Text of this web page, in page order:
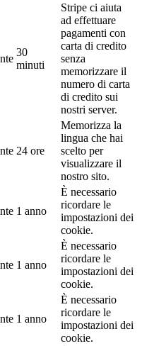
30
minuti
Stripe ci aiuta
ad effettuare
pagamenti con
carta di credito
senza
memorizzare il
numero di carta
di credito sui
nostri server.
24 ore
Memorizza la
lingua che hai
scelto per
visualizzare il
nostro sito.
1 anno
È necessario
ricordare le
impostazioni dei
cookie.
1 anno
È necessario
ricordare le
impostazioni dei
cookie.
1 anno
È necessario
ricordare le
impostazioni dei
cookie.